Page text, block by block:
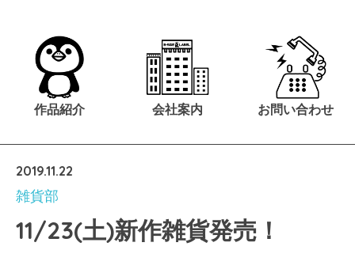
作品紹介 会社案内 お問い合わせ
2019.11.22
雑貨部
11/23(土)新作雑貨発売！